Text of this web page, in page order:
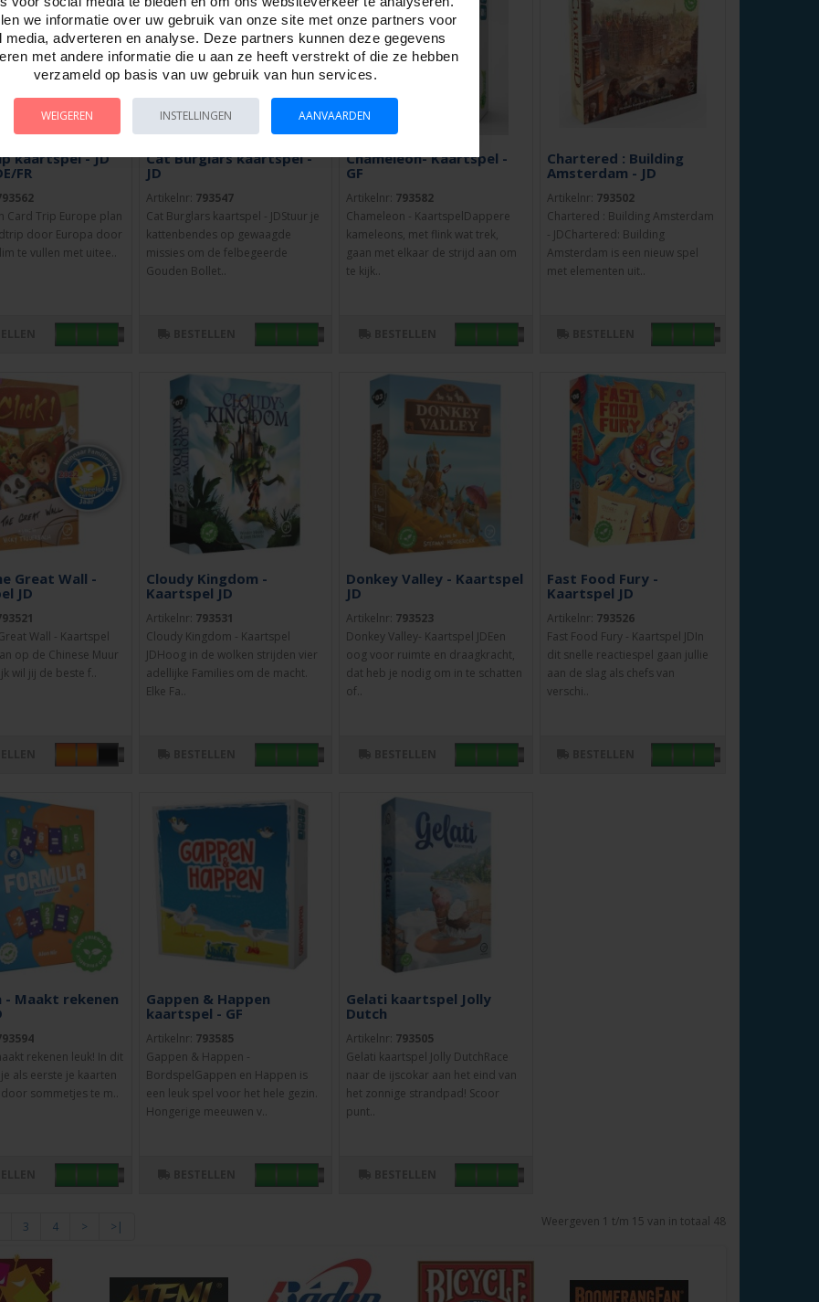
kaartspel - JD
FR
Card Trip Europe plan
door Europa door
te vullen met uitee..
Cat Burglars kaartspel -
JD
Artikelnr: 793547
Cat Burglars kaartspel - JDStuur je
kattenbendes op gewaagde
missies om de felbegeerde
Gouden Bollet..
Chameleon- Kaartspel -
GF
Artikelnr: 793582
Chameleon - KaartspelDappere
kameleons, met flink wat trek,
gaan met elkaar de strijd aan om
te kijk..
Chartered : Building
Amsterdam - JD
Artikelnr: 793502
Chartered : Building Amsterdam
- JDChartered: Building
Amsterdam is een nieuw spel
met elementen uit..
Great Wall -
JD
Wall - Kaartspel
op de Chinese Muur
wil jij de beste f..
Cloudy Kingdom -
Kaartspel JD
Artikelnr: 793531
Cloudy Kingdom - Kaartspel
JDHoog in de wolken strijden vier
adellijke Families om de macht.
Elke Fa..
Donkey Valley - Kaartspel
JD
Artikelnr: 793523
Donkey Valley- Kaartspel JDEen
oog voor ruimte en draagkracht,
dat heb je nodig om in te schatten
of..
Fast Food Fury -
Kaartspel JD
Artikelnr: 793526
Fast Food Fury - Kaartspel JDIn
dit snelle reactiespel gaan jullie
aan de slag als chefs van
verschi..
- Maakt rekenen
rekenen leuk! In dit
als eerste je kaarten
sommetjes te m..
Gappen & Happen
kaartspel - GF
Artikelnr: 793585
Gappen & Happen -
BordspelGappen en Happen is
een leuk spel voor het hele gezin.
Hongerige meeuwen v..
Gelati kaartspel Jolly
Dutch
Artikelnr: 793505
Gelati kaartspel Jolly DutchRace
naar de ijscokar aan het eind van
het zonnige strandpad! Scoor
punt..
3 4 > >| Weergeven 1 t/m 15 van in totaal 48
we informatie over uw gebruik van onze site met onze partners voor
media, adverteren en analyse. Deze partners kunnen deze gegevens
met andere informatie die u aan ze heeft verstrekt of die ze hebben
verzameld op basis van uw gebruik van hun services.
WEIGEREN INSTELLINGEN AANVAARDEN